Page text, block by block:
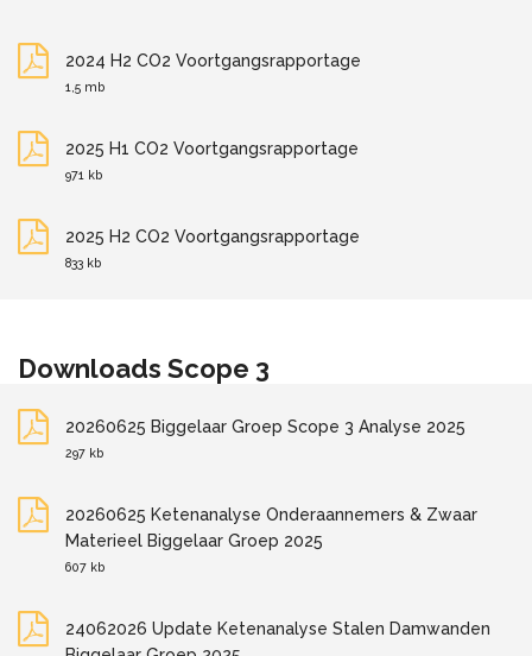
2024 H2 CO2 Voortgangsrapportage
1,5 mb
2025 H1 CO2 Voortgangsrapportage
971 kb
2025 H2 CO2 Voortgangsrapportage
833 kb
Downloads Scope 3
20260625 Biggelaar Groep Scope 3 Analyse 2025
297 kb
20260625 Ketenanalyse Onderaannemers & Zwaar
Materieel Biggelaar Groep 2025
607 kb
24062026 Update Ketenanalyse Stalen Damwanden